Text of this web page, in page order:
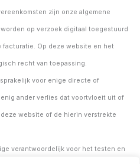
zijn onze algemene
op verzoek digitaal toegestuurd
facturatie. Op deze website en het
recht van toepassing.
voor enige directe of
ander verlies dat voortvloeit uit of
website of de hierin verstrekte
verantwoordelijk voor het testen en